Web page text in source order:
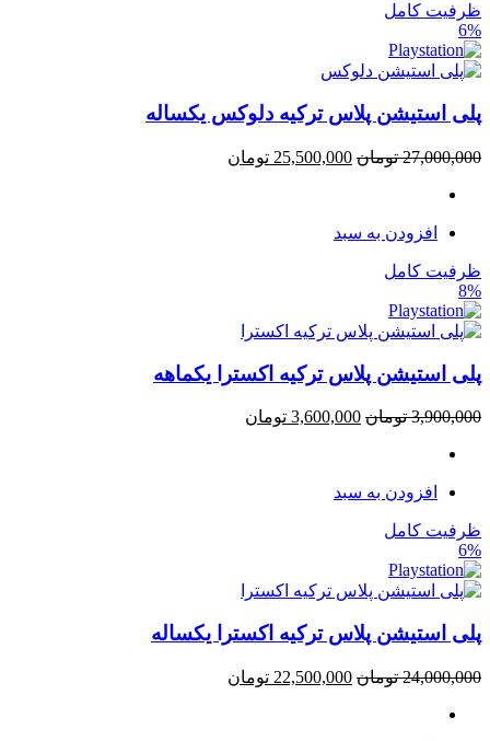
ظرفیت کامل
6%
پلی استیشن پلاس ترکیه دلوکس یکساله
27,000,000 تومان 25,500,000 تومان
افزودن به سبد
ظرفیت کامل
8%
پلی استیشن پلاس ترکیه اکسترا یکماهه
3,900,000 تومان 3,600,000 تومان
افزودن به سبد
ظرفیت کامل
6%
پلی استیشن پلاس ترکیه اکسترا یکساله
24,000,000 تومان 22,500,000 تومان